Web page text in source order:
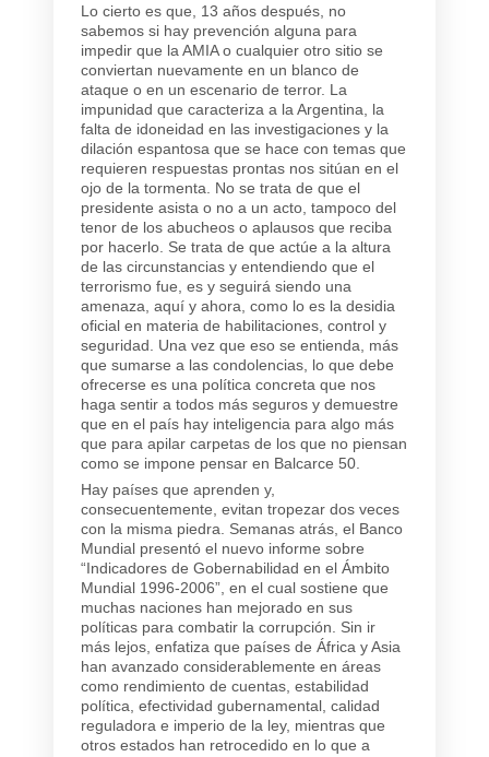
Lo cierto es que, 13 años después, no
sabemos si hay prevención alguna para
impedir que la AMIA o cualquier otro sitio se
conviertan nuevamente en un blanco de
ataque o en un escenario de terror. La
impunidad que caracteriza a la Argentina, la
falta de idoneidad en las investigaciones y la
dilación espantosa que se hace con temas que
requieren respuestas prontas nos sitúan en el
ojo de la tormenta. No se trata de que el
presidente asista o no a un acto, tampoco del
tenor de los abucheos o aplausos que reciba
por hacerlo. Se trata de que actúe a la altura
de las circunstancias y entendiendo que el
terrorismo fue, es y seguirá siendo una
amenaza, aquí y ahora, como lo es la desidia
oficial en materia de habilitaciones, control y
seguridad. Una vez que eso se entienda, más
que sumarse a las condolencias, lo que debe
ofrecerse es una política concreta que nos
haga sentir a todos más seguros y demuestre
que en el país hay inteligencia para algo más
que para apilar carpetas de los que no piensan
como se impone pensar en Balcarce 50.
Hay países que aprenden y,
consecuentemente, evitan tropezar dos veces
con la misma piedra. Semanas atrás, el Banco
Mundial presentó el nuevo informe sobre
“Indicadores de Gobernabilidad en el Ámbito
Mundial 1996-2006”, en el cual sostiene que
muchas naciones han mejorado en sus
políticas para combatir la corrupción. Sin ir
más lejos, enfatiza que países de África y Asia
han avanzado considerablemente en áreas
como rendimiento de cuentas, estabilidad
política, efectividad gubernamental, calidad
reguladora e imperio de la ley, mientras que
otros estados han retrocedido en lo que a